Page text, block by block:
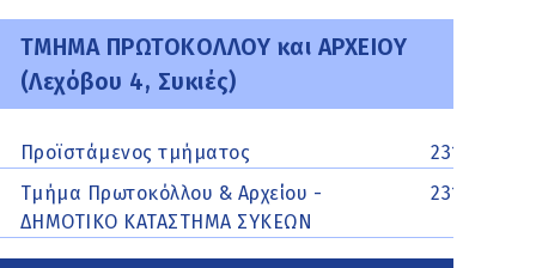
ΤΜΗΜΑ ΠΡΩΤΟΚΟΛΛΟΥ και ΑΡΧΕΙΟΥ
(Λεχόβου 4, Συκιές)
Προϊστάμενος τμήματος
2313313432
Τμήμα Πρωτοκόλλου & Αρχείου -
ΔΗΜΟΤΙΚΟ ΚΑΤΑΣΤΗΜΑ ΣΥΚΕΩΝ
2313313318